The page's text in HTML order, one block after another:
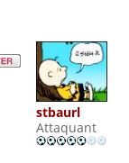
stbaurl
Attaquant